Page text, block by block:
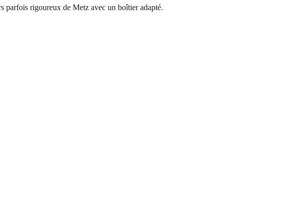
parfois rigoureux de Metz avec un boîtier adapté.